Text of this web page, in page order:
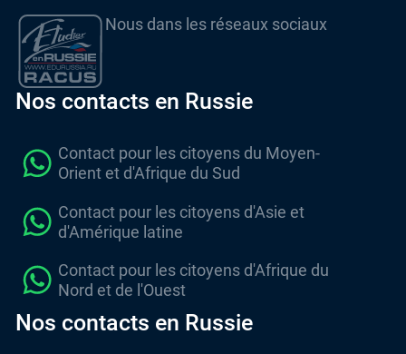
Nous dans les réseaux sociaux
Nos contacts en Russie
Contact pour les citoyens du Moyen-
Orient et d'Afrique du Sud
Contact pour les citoyens d'Asie et
d'Amérique latine
Contact pour les citoyens d'Afrique du
Nord et de l'Ouest
Nos contacts en Russie